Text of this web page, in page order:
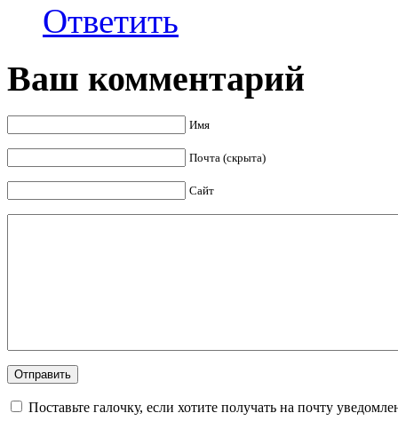
Ответить
Ваш комментарий
Имя
Почта (скрыта)
Сайт
Поставьте галочку, если хотите получать на почту